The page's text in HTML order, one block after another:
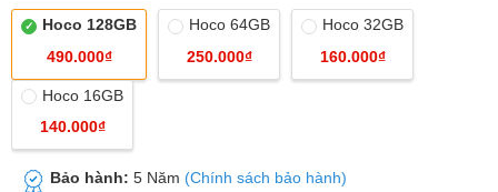
Hoco 128GB
490.000₫
Hoco 64GB
250.000₫
Hoco 32GB
160.000₫
Hoco 16GB
140.000₫
Bảo hành: 5 Năm (Chính sách bảo hành)